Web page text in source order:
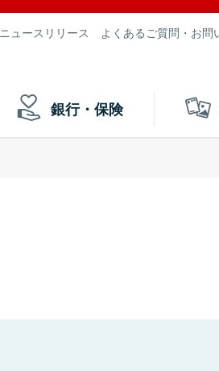
ニュースリリース よくあるご質問・お問
銀行・保険